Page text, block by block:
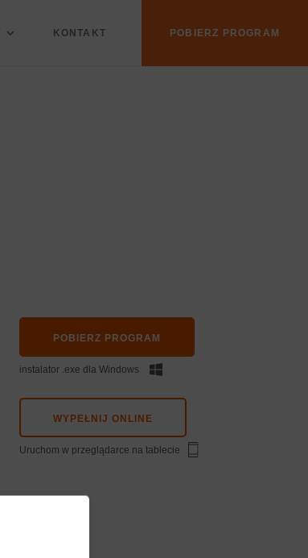
KONTAKT POBIERZ PROGRAM
POBIERZ PROGRAM
instalator .exe dla Windows
WYPEŁNIJ ONLINE
Uruchom w przeglądarce na tablecie